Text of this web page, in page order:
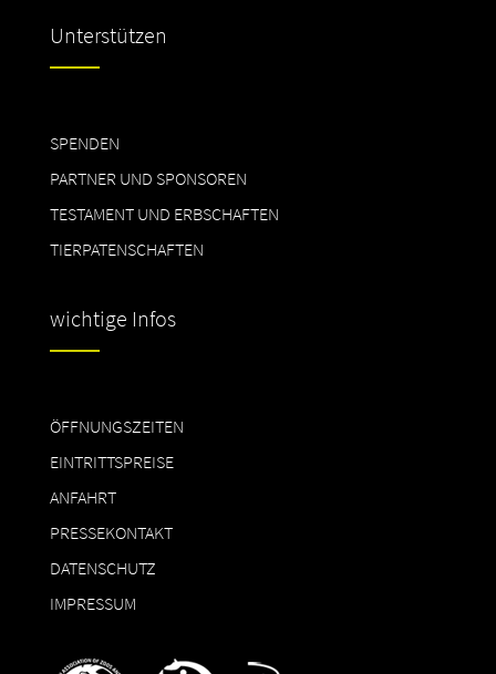
Unterstützen
SPENDEN
PARTNER UND SPONSOREN
TESTAMENT UND ERBSCHAFTEN
TIERPATENSCHAFTEN
wichtige Infos
ÖFFNUNGSZEITEN
EINTRITTSPREISE
ANFAHRT
PRESSEKONTAKT
DATENSCHUTZ
IMPRESSUM